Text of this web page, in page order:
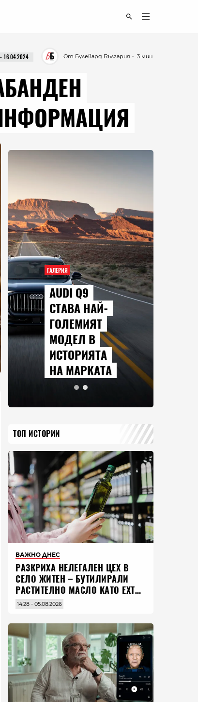
・ 3 мин.
От Булевард България
16.04.2024
ГАЛЕРИЯ
AUDI Q9
СТАВА НАЙ-
ГОЛЕМИЯТ
МОДЕЛ В
ИСТОРИЯТА
НА МАРКАТА
ТОП ИСТОРИИ
ВАЖНО ДНЕС
РАЗКРИХА НЕЛЕГАЛЕН ЦЕХ В
СЕЛО ЖИТЕН – БУТИЛИРАЛИ
РАСТИТЕЛНО МАСЛО КАТО EXTRA
VIRGIN ЗЕХТИН
14:28 - 05.08.2026